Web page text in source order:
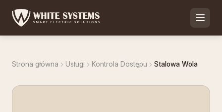
Strona główna Usługi Kontrola Dostępu Stalowa Wola